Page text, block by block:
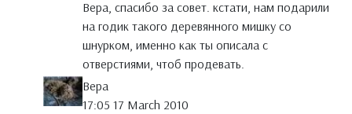
Вера, спасибо за совет. кстати, нам подарили
на годик такого деревянного мишку со
шнурком, именно как ты описала с
отверстиями, чтоб продевать.
Вера
17:05 17 March 2010